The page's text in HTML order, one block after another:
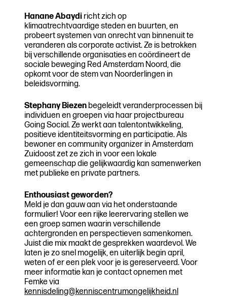
Hanane Abaydi richt zich op
klimaatrechtvaardige steden en buurten, en
probeert systemen van onrecht van binnenuit te
veranderen als corporate activist. Ze is betrokken
bij verschillende organisaties en coördineert de
sociale beweging Red Amsterdam Noord, die
opkomt voor de stem van Noorderlingen in
beleidsvorming.
Stephany Biezen begeleidt veranderprocessen bij
individuen en groepen via haar projectbureau
Going Social. Ze werkt aan talentontwikkeling,
positieve identiteitsvorming en participatie. Als
bewoner en community organizer in Amsterdam
Zuidoost zet ze zich in voor een lokale
gemeenschap die gelijkwaardig kan samenwerken
met publieke en private partners.
Enthousiast geworden?
Meld je dan gauw aan via het onderstaande
formulier! Voor een rijke leerervaring stellen we
een groep samen waarin verschillende
achtergronden en perspectieven samenkomen.
Juist die mix maakt de gesprekken waardevol. We
laten je zo snel mogelijk, en uiterlijk begin april,
weten of er een plek voor je is gereserveerd. Voor
meer informatie kan je contact opnemen met
Femke via
kennisdeling@kenniscentrumongelijkheid.nl